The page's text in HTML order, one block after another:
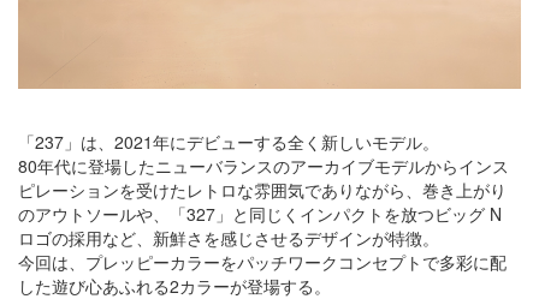
「237」は、2021年にデビューする全く新しいモデル。
80年代に登場したニューバランスのアーカイブモデルからインス
ピレーションを受けたレトロな雰囲気でありながら、巻き上がり
のアウトソールや、「327」と同じくインパクトを放つビッグ N
ロゴの採用など、新鮮さを感じさせるデザインが特徴。
今回は、プレッピーカラーをパッチワークコンセプトで多彩に配
した遊び心あふれる2カラーが登場する。